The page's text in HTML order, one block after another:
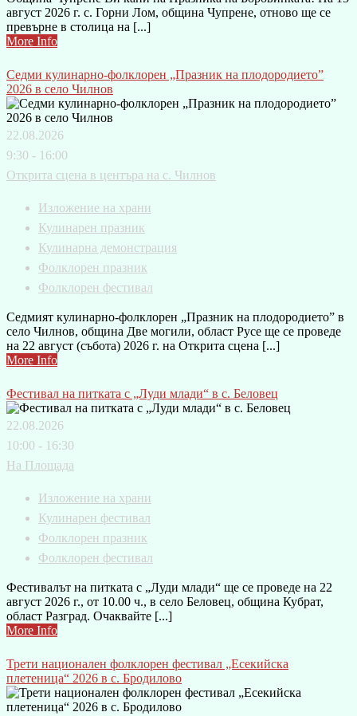
август 2026 г. с. Горни Лом, община Чупрене, отново ще се
превърне в столица на [...]
More Info
Седми кулинарно-фолклорен „Празник на плодородието”
2026 в село Чилнов
22.08.2026
9:30 - 16:00
Открита сцена в центъра на с. Чилнов
Изложение на храни
Кулинарен празник
Кулинарна демонстрация
Фолклорен празник
Фолклорен фестивал
Седмият кулинарно-фолклорен „Празник на плодородието” в
село Чилнов, община Две могили, област Русе ще се проведе
на 22 август (събота) 2026 г. на Открита сцена [...]
More Info
Фестивал на питката с „Луди млади“ в с. Беловец
22.08.2026
10:00 - 16:30
На Площада
Изложение на храни
Кулинарен фестивал
Фолклорен празник
Фолклорен фестивал
Фестивалът на питката с „Луди млади“ ще се проведе на 22
август 2026 г., от 10.00 ч., в село Беловец, община Кубрат,
област Разград. Очаквайте [...]
More Info
Трети национален фолклорен фестивал „Есекийска
плетеница“ 2026 в с. Бродилово